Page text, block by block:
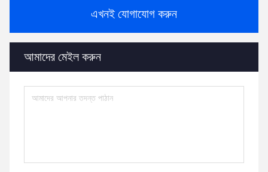
এখনই যোগাযোগ করুন
আমাদের মেইল ​​করুন